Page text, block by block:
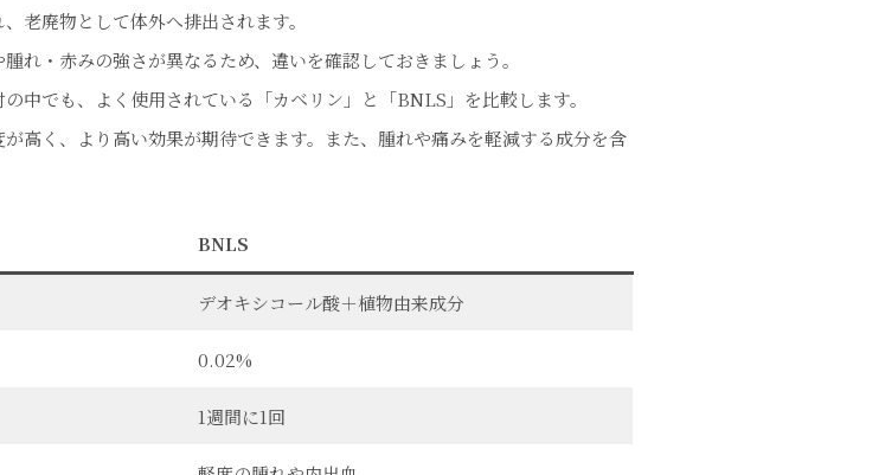
老廃物として体外へ排出されます。
れ・赤みの強さが異なるため、違いを確認しておきましょう。
中でも、よく使用されている「カベリン」と「BNLS」を比較します。
高く、より高い効果が期待できます。また、腫れや痛みを軽減する成分を含
BNLS
デオキシコール酸＋植物由来成分
0.02%
1週間に1回